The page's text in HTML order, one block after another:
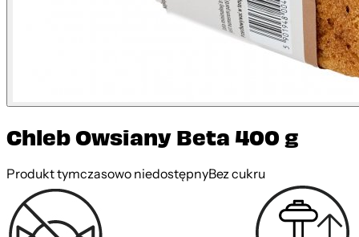
Chleb Owsiany Beta 400 g
Produkt tymczasowo niedostępnyBez cukru